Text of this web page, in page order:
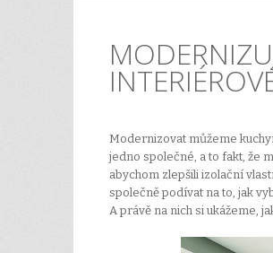
Modernizovat můžeme
jedno společné, a to fakt, že
abychom zlepšili izolační
společně podívat na to, jak
A právě na nich si ukážeme,